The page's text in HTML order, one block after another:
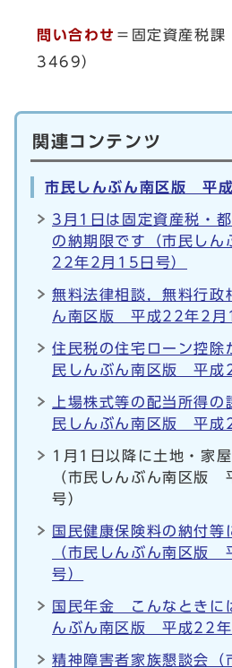
問い合わせ ＝固定資産税
3469）
関連コンテンツ
市民しんぶん南区版 平
3月1日は固定資産税・
の納期限です（市民し
22年2月15日号）
無料法律相談，無料行政
ん南区版 平成22年2月
住民税の住宅ローン控除
民しんぶん南区版 平成
上場株式等の配当所得
民しんぶん南区版 平成
1月1日以降に土地・家
（市民しんぶん南区版
号）
国民健康保険料の納付等
（市民しんぶん南区版
号）
国民年金 こんなときに
んぶん南区版 平成22年
精神障害者家族懇談会（